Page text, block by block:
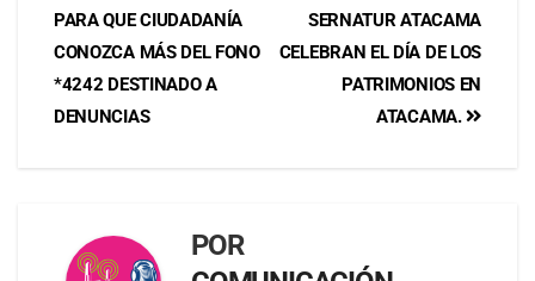
SERNATUR ATACAMA
CELEBRAN EL DÍA DE LOS
PATRIMONIOS EN
ATACAMA.
PARA QUE CIUDADANÍA
CONOZCA MÁS DEL FONO
*4242 DESTINADO A
DENUNCIAS
POR